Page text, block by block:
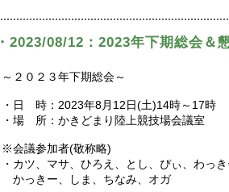
・2023/08/12：2023年下期総会＆
～２０２３年下期総会～
・日 時：2023年8月12日(土)14時～17時
・場 所：かきどまり陸上競技場会議室
※会議参加者(敬称略)
・カツ、マサ、ひろえ、とし、ぴぃ、わっき
かっきー、しま、ちなみ、オガ